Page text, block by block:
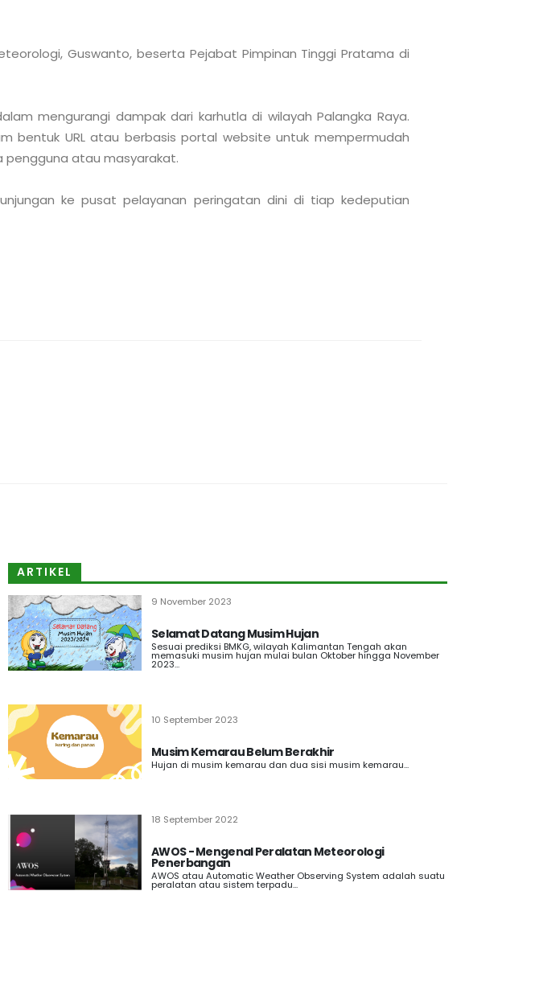
Guswanto, beserta Pejabat Pimpinan Tinggi Pratama di
mengurangi dampak dari karhutla di wilayah Palangka Raya.
bentuk URL atau berbasis portal website untuk mempermudah
pengguna atau masyarakat.
ke pusat pelayanan peringatan dini di tiap kedeputian
ARTIKEL
9 November 2023
Selamat Datang Musim Hujan
Sesuai prediksi BMKG, wilayah Kalimantan Tengah akan
memasuki musim hujan mulai bulan Oktober hingga November
2023...
10 September 2023
Musim Kemarau Belum Berakhir
Hujan di musim kemarau dan dua sisi musim kemarau...
18 September 2022
AWOS - Mengenal Peralatan Meteorologi
Penerbangan
AWOS atau Automatic Weather Observing System adalah suatu
peralatan atau sistem terpadu...